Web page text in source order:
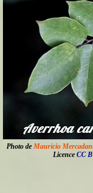
Photo de Mauricio
Licence CC